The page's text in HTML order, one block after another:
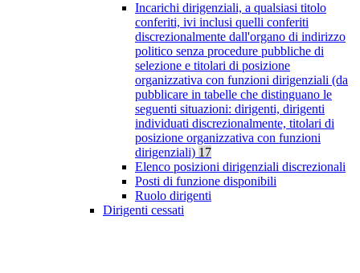
Incarichi dirigenziali, a qualsiasi titolo
conferiti, ivi inclusi quelli conferiti
discrezionalmente dall'organo di indirizzo
politico senza procedure pubbliche di
selezione e titolari di posizione
organizzativa con funzioni dirigenziali (da
pubblicare in tabelle che distinguano le
seguenti situazioni: dirigenti, dirigenti
individuati discrezionalmente, titolari di
posizione organizzativa con funzioni
dirigenziali) 17
Elenco posizioni dirigenziali discrezionali
Posti di funzione disponibili
Ruolo dirigenti
Dirigenti cessati